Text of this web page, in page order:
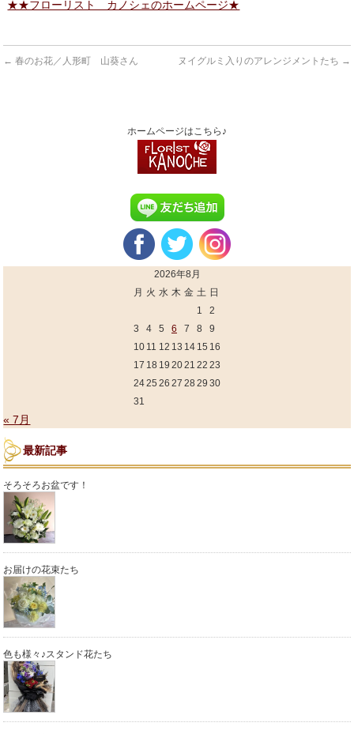
★★フローリスト カノシェのホームページ★
← 春のお花／人形町 山葵さん ヌイグルミ入りのアレンジメントたち →
ホームページはこちら♪
2026年8月
月 火 水 木 金 土 日
1
2
3
4 5 6 7 8
9
10 11 12 13 14 15 16
17 18 19 2021 22 23
2425 26 27 28 29 30
31
« 7月
最新記事
そろそろお盆です！
お届けの花束たち
色も様々♪スタンド花たち